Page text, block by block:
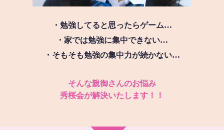
・勉強してると思ったらゲーム…
・家では勉強に集中できない…
・そもそも勉強の集中力が続かない…
そんな親御さんのお悩み
秀桜会が解決いたします！！